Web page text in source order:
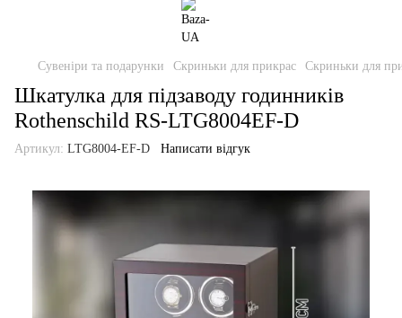
Сувеніри та подарунки Скриньки для прикрас Скриньки для
Шкатулка для підзаводу годинників
Rothenschild RS-LTG8004EF-D
Артикул: LTG8004-EF-D Написати відгук